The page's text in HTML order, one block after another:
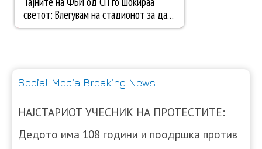
Social Media Breaking News
НАЈСТАРИОТ УЧЕСНИК НА ПРОТЕСТИТЕ:
Дедото има 108 години и поодршка против